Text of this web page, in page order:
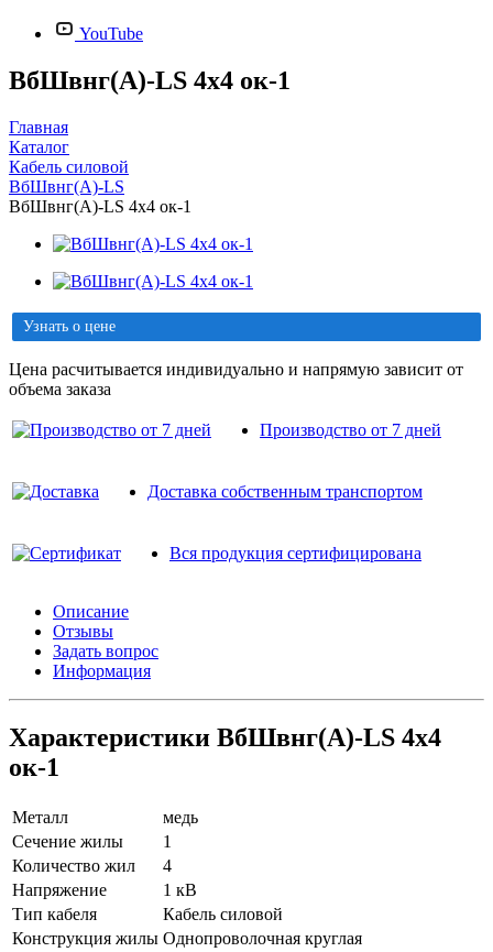
YouTube
ВбШвнг(A)-LS 4х4 ок-1
Главная
Каталог
Кабель силовой
ВбШвнг(A)-LS
ВбШвнг(A)-LS 4х4 ок-1
Узнать о цене
Цена расчитывается индивидуально и напрямую зависит от
объема заказа
Производство от 7 дней
Доставка собственным транспортом
Вся продукция сертифицирована
Описание
Отзывы
Задать вопрос
Информация
Характеристики ВбШвнг(A)-LS 4х4
ок-1
Металл
медь
Сечение жилы
1
Количество жил
4
Напряжение
1 кВ
Тип кабеля
Кабель силовой
Конструкция жилы Однопроволочная круглая